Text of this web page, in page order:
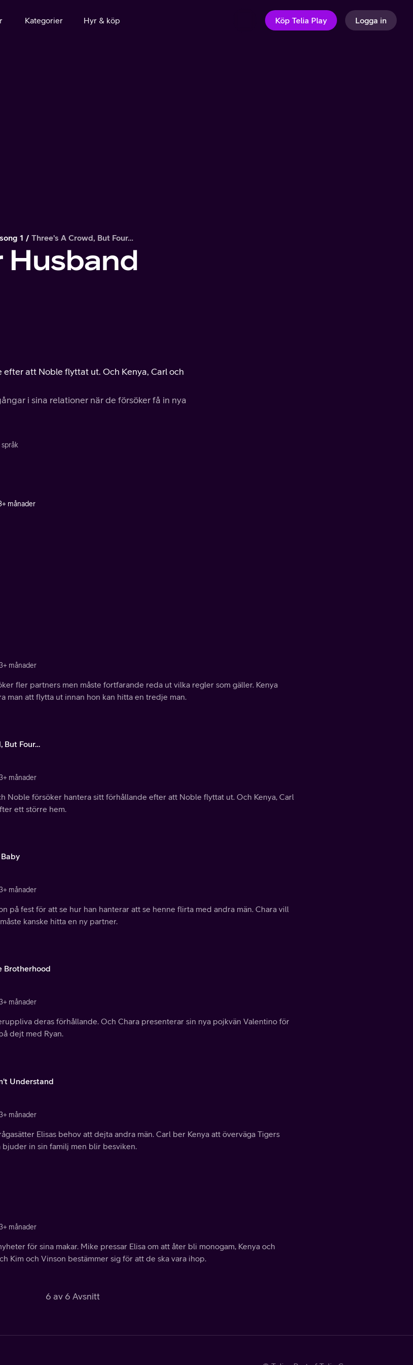
Kategorier Hyr & köp Köp Telia Play Logga in
1 Three's A Crowd, But Four…
Husband
att Noble flyttat ut. Och Kenya, Carl och
i sina relationer när de försöker få in nya
månader
månader
fler partners men måste fortfarande reda ut vilka regler som gäller. Kenya
man att flytta ut innan hon kan hitta en tredje man.
But Four…
månader
Noble försöker hantera sitt förhållande efter att Noble flyttat ut. Och Kenya, Carl
ett större hem.
månader
på fest för att se hur han hanterar att se henne flirta med andra män. Chara vill
kanske hitta en ny partner.
Brotherhood
månader
deras förhållande. Och Chara presenterar sin nya pojkvän Valentino för
dejt med Ryan.
Understand
månader
Elisas behov att dejta andra män. Carl ber Kenya att överväga Tigers
in sin familj men blir besviken.
månader
för sina makar. Mike pressar Elisa om att åter bli monogam, Kenya och
Kim och Vinson bestämmer sig för att de ska vara ihop.
6 av 6 Avsnitt